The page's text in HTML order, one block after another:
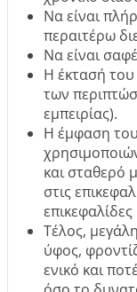
Να είναι
περαιτέρω
Να είναι
Η έκτασή του
των
εμπειρίας).
Η έμφαση
και σταθερό
στις
Τέλος,
ύφος,
ενικό και